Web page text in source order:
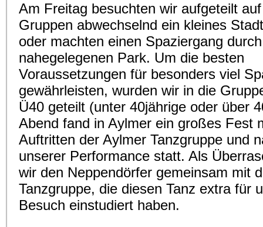
Am Freitag besuchten wir aufgeteilt
Gruppen abwechselnd ein kleines
oder machten einen Spaziergang
nahegelegenen Park. Um die besten
Voraussetzungen für besonders viel
gewährleisten, wurden wir in die
Ü40 geteilt (unter 40jährige oder über
Abend fand in Aylmer ein großes Fest
Auftritten der Aylmer Tanzgruppe und
unserer Performance statt. Als
wir den Neppendörfer gemeinsam mit
Tanzgruppe, die diesen Tanz extra für
Besuch einstudiert haben.